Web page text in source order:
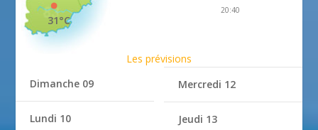
31°C
20:40
Les prévisions
Dimanche 09
Lundi 10
Mercredi 12
Jeudi 13